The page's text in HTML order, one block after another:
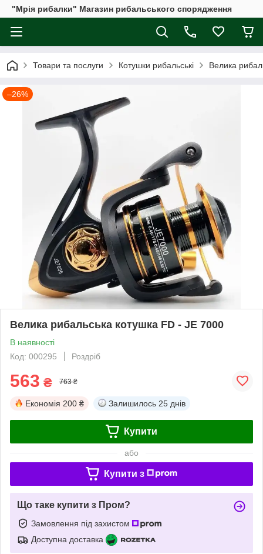
"Мрія рибалки" Магазин рибальського спорядження
Товари та послуги Котушки рибальські Велика
–26%
Велика рибальська котушка FD - JE 7000
В наявності
Код: 000295
Роздріб
563 ₴ 763 ₴
Економія 200 ₴ Залишилось 25 днів
Купити
або
Купити з
Що таке купити з Пром?
Замовлення під захистом
Доступна доставка